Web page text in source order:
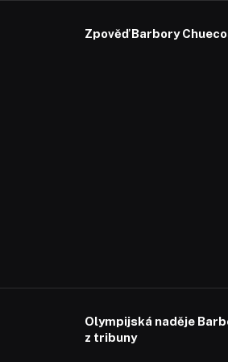
Zpověď Barbory
Olympijská naděje
z tribuny